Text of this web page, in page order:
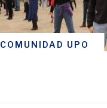
COMUNIDAD UPO